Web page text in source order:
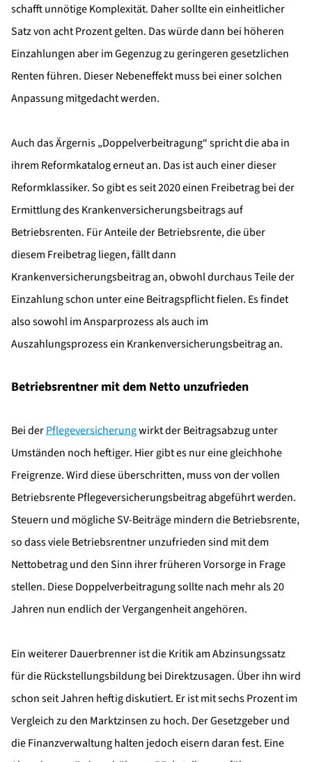
schafft unnötige Komplexität. Daher sollte ein einheitlicher
Satz von acht Prozent gelten. Das würde dann bei höheren
Einzahlungen aber im Gegenzug zu geringeren gesetzlichen
Renten führen. Dieser Nebeneffekt muss bei einer solchen
Anpassung mitgedacht werden.
Auch das Ärgernis „Doppelverbeitragung“ spricht die aba in
ihrem Reformkatalog erneut an. Das ist auch einer dieser
Reformklassiker. So gibt es seit 2020 einen Freibetrag bei der
Ermittlung des Krankenversicherungsbeitrags auf
Betriebsrenten. Für Anteile der Betriebsrente, die über
diesem Freibetrag liegen, fällt dann
Krankenversicherungsbeitrag an, obwohl durchaus Teile der
Einzahlung schon unter eine Beitragspflicht fielen. Es findet
also sowohl im Ansparprozess als auch im
Auszahlungsprozess ein Krankenversicherungsbeitrag an.
Betriebsrentner mit dem Netto unzufrieden
Bei derPflegeversicherungwirkt der Beitragsabzug unter
Umständen noch heftiger. Hier gibt es nur eine gleichhohe
Freigrenze. Wird diese überschritten, muss von der vollen
Betriebsrente Pflegeversicherungsbeitrag abgeführt werden.
Steuern und mögliche SV-Beiträge mindern die Betriebsrente,
so dass viele Betriebsrentner unzufrieden sind mit dem
Nettobetrag und den Sinn ihrer früheren Vorsorge in Frage
stellen. Diese Doppelverbeitragung sollte nach mehr als 20
Jahren nun endlich der Vergangenheit angehören.
Ein weiterer Dauerbrenner ist die Kritik am Abzinsungssatz
für die Rückstellungsbildung bei Direktzusagen. Über ihn wird
schon seit Jahren heftig diskutiert. Er ist mit sechs Prozent im
Vergleich zu den Marktzinsen zu hoch. Der Gesetzgeber und
die Finanzverwaltung halten jedoch eisern daran fest. Eine